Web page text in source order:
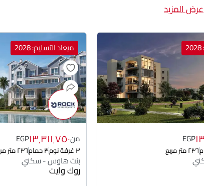
عرض المزيد
EGP
٢٣٦ متر مربع
ميعاد التسليم: 2028
من١٣٬٣١١٬٧٥٠EGP
٣ غرفة نوم ٣ حمام ٢٣٦ متر مربع
بنت هاوس - سكني
روك وايت